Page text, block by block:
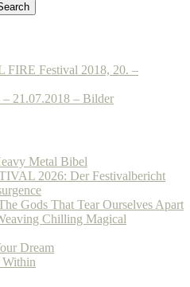
Festival 2018, 20. –
21.07.2018 – Bilder
Metal Bibel
2026: Der Festivalbericht
Gods That Tear Ourselves Apart
Chilling Magical
Dream